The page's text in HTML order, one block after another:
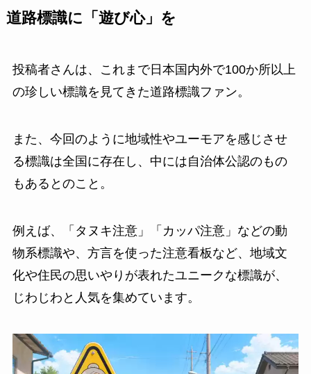
道路標識に「遊び心」を
投稿者さんは、これまで日本国内外で100か所以上
の珍しい標識を見てきた道路標識ファン。
また、今回のように地域性やユーモアを感じさせ
る標識は全国に存在し、中には自治体公認のもの
もあるとのこと。
例えば、「タヌキ注意」「カッパ注意」などの動
物系標識や、方言を使った注意看板など、地域文
化や住民の思いやりが表れたユニークな標識が、
じわじわと人気を集めています。